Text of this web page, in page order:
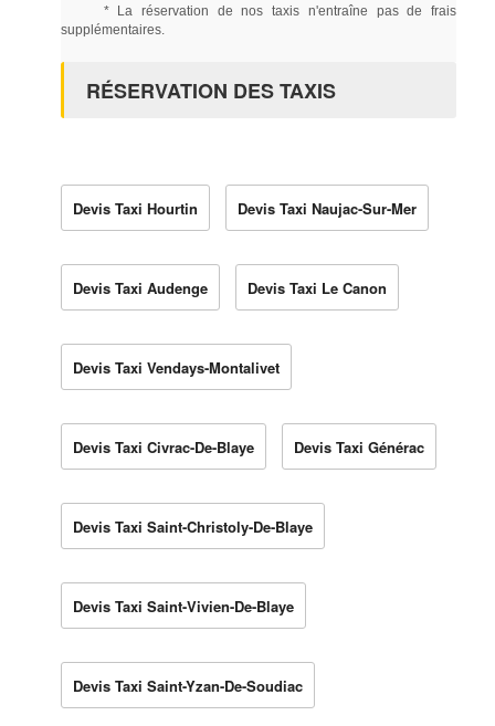
* La réservation de nos taxis n'entraîne pas de frais
supplémentaires.
RÉSERVATION DES TAXIS
Devis Taxi Hourtin Devis Taxi Naujac-Sur-Mer
Devis Taxi Audenge Devis Taxi Le Canon
Devis Taxi Vendays-Montalivet
Devis Taxi Civrac-De-Blaye Devis Taxi Générac
Devis Taxi Saint-Christoly-De-Blaye
Devis Taxi Saint-Vivien-De-Blaye
Devis Taxi Saint-Yzan-De-Soudiac